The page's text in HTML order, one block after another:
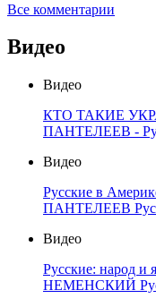
Все комментарии
Видео
Видео
КТО ТАКИЕ
ПАНТЕЛЕЕВ -
Видео
Русские в
ПАНТЕЛЕЕВ
Видео
Русские: народ
НЕМЕНСКИЙ